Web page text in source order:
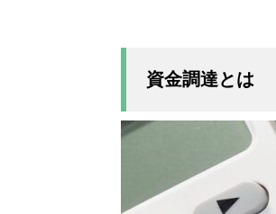
資金調達とは